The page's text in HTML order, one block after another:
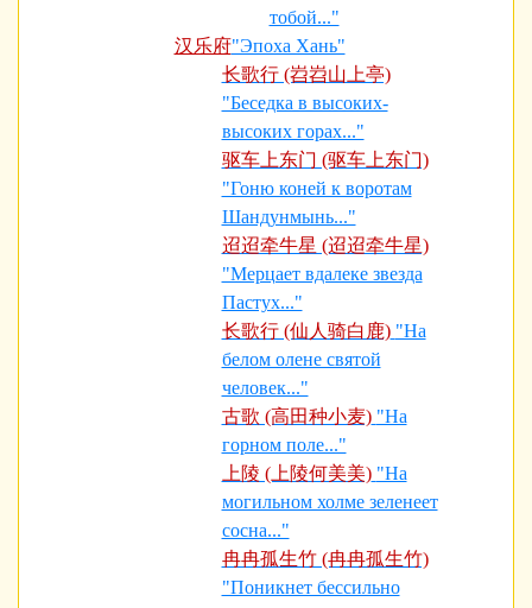
тобой..."
汉乐府"Эпоха Хань"
长歌行 (岧岧山上亭)
"Беседка в высоких-
высоких горах..."
驱车上东门 (驱车上东门)
"Гоню коней к воротам
Шандунмынь..."
迢迢牵牛星 (迢迢牵牛星)
"Мерцает вдалеке звезда
Пастух..."
长歌行 (仙人骑白鹿) "На
белом олене святой
человек..."
古歌 (高田种小麦) "На
горном поле..."
上陵 (上陵何美美) "На
могильном холме зеленеет
сосна..."
冉冉孤生竹 (冉冉孤生竹)
"Поникнет бессильно